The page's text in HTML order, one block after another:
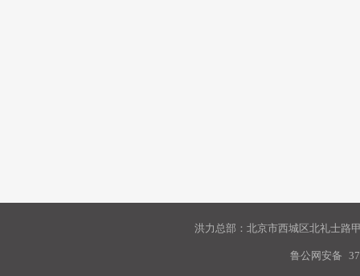
洪力总部：北京市西城区北礼士路
鲁公网安备